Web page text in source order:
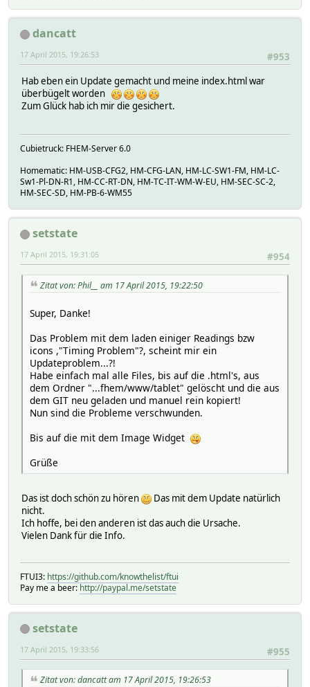
dancatt
#953
17 April 2015, 19:26:53
Hab eben ein Update gemacht und meine index.html war
überbügelt worden
Zum Glück hab ich mir die gesichert.
Cubietruck: FHEM-Server 6.0
Homematic: HM-USB-CFG2, HM-CFG-LAN, HM-LC-SW1-FM, HM-LC-
Sw1-Pl-DN-R1, HM-CC-RT-DN, HM-TC-IT-WM-W-EU, HM-SEC-SC-2,
HM-SEC-SD, HM-PB-6-WM55
setstate
#954
17 April 2015, 19:31:05
Zitat von: Phil__ am 17 April 2015, 19:22:50
Super, Danke!
Das Problem mit dem laden einiger Readings bzw
icons ,"Timing Problem"?, scheint mir ein
Updateproblem...?!
Habe einfach mal alle Files, bis auf die .html's, aus
dem Ordner "...fhem/www/tablet" gelöscht und die aus
dem GIT neu geladen und manuel rein kopiert!
Nun sind die Probleme verschwunden.
Bis auf die mit dem Image Widget
Grüße
Das ist doch schön zu hören
Das mit dem Update natürlich
nicht.
Ich hoffe, bei den anderen ist das auch die Ursache.
Vielen Dank für die Info.
FTUI3: https://github.com/knowthelist/ftui
Pay me a beer: http://paypal.me/setstate
setstate
#955
17 April 2015, 19:33:56
Zitat von: dancatt am 17 April 2015, 19:26:53